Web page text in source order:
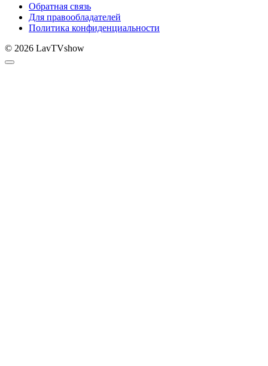
Обратная связь
Для правообладателей
Политика конфиденциальности
© 2026 LavTVshow